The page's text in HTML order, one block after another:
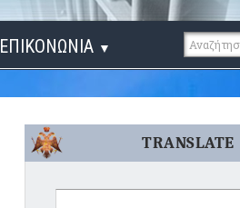
ΕΠΙΚΟΝΩΝΙΑ ▼
TRANSLATE